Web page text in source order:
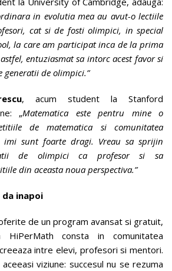
in evolutia mea au avut-o lectiile
cat si de fosti olimpici, in special
la care am participat inca de la prima
entuziasmat sa intorc acest favor si
generatii de olimpici.”
, acum student la Stanford
„Matematica este pentru mine o
de matematica si comunitatea
sunt foarte dragi. Vreau sa sprijin
de olimpici ca profesor si sa
din aceasta noua perspectiva.”
inapoi
de un program avansat si gratuit,
consta in comunitatea
intre elevi, profesori si mentori.
viziune: succesul nu se rezuma